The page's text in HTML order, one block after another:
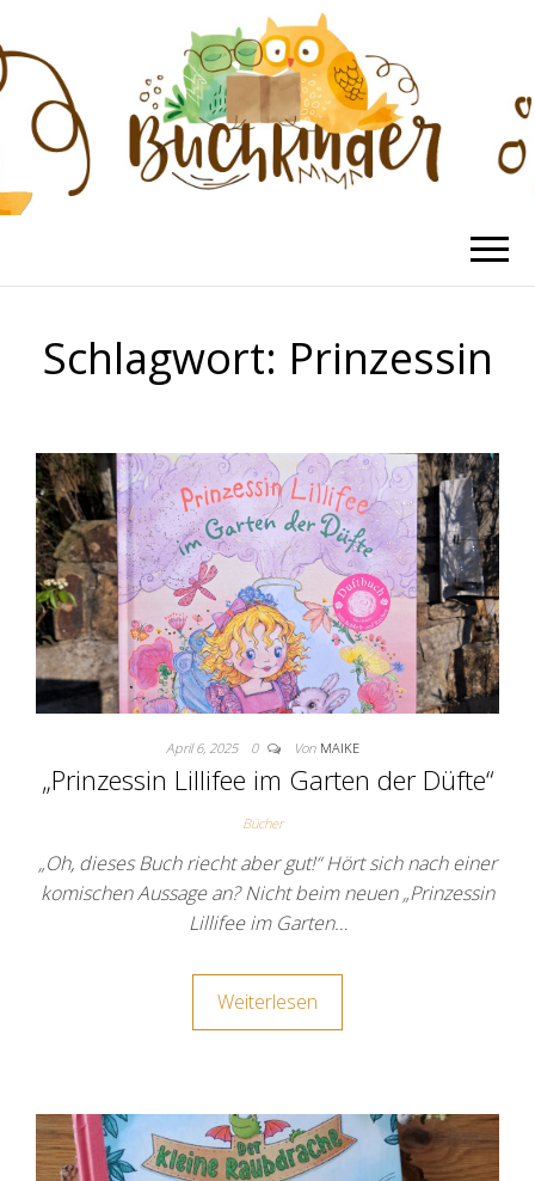
Die schönsten Kinderbücher
Schlagwort: Prinzessin
April 6, 2025 0 Von MAIKE
„Prinzessin Lillifee im Garten der Düfte“
Bücher
„Oh, dieses Buch riecht aber gut!“ Hört sich nach einer
komischen Aussage an? Nicht beim neuen „Prinzessin
Lillifee im Garten…
Weiterlesen